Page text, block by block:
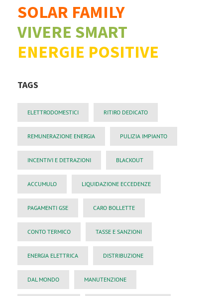
SOLAR FAMILY
VIVERE SMART
ENERGIE POSITIVE
TAGS
ELETTRODOMESTICI RITIRO DEDICATO
REMUNERAZIONE ENERGIA PULIZIA IMPIANTO
INCENTIVI E DETRAZIONI BLACKOUT
ACCUMULO LIQUIDAZIONE ECCEDENZE
PAGAMENTI GSE CARO BOLLETTE
CONTO TERMICO TASSE E SANZIONI
ENERGIA ELETTRICA DISTRIBUZIONE
DAL MONDO MANUTENZIONE